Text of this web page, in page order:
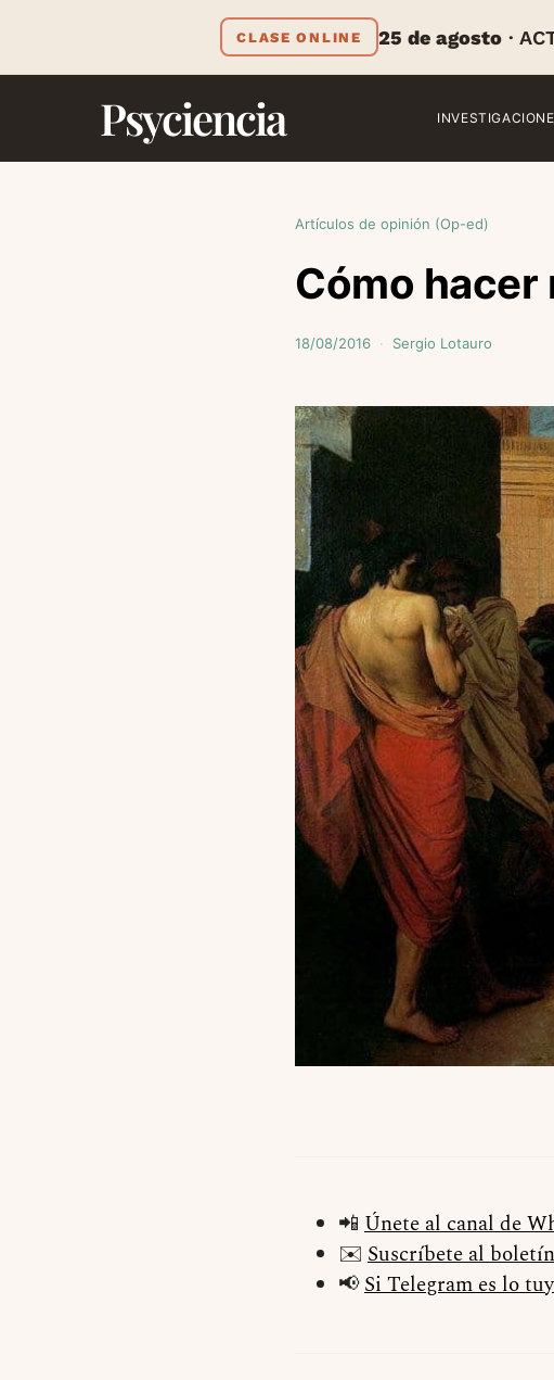
CLASE ONLINE 25 de agosto ·
Psyciencia
Artículos de opinión (Op-ed)
Cómo hacer
18/08/2016 Sergio Lotauro
📲 Únete al canal de
✉️ Suscríbete al
📢Si Telegram es lo